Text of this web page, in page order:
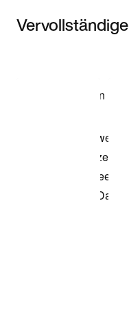
Modell anzeigen